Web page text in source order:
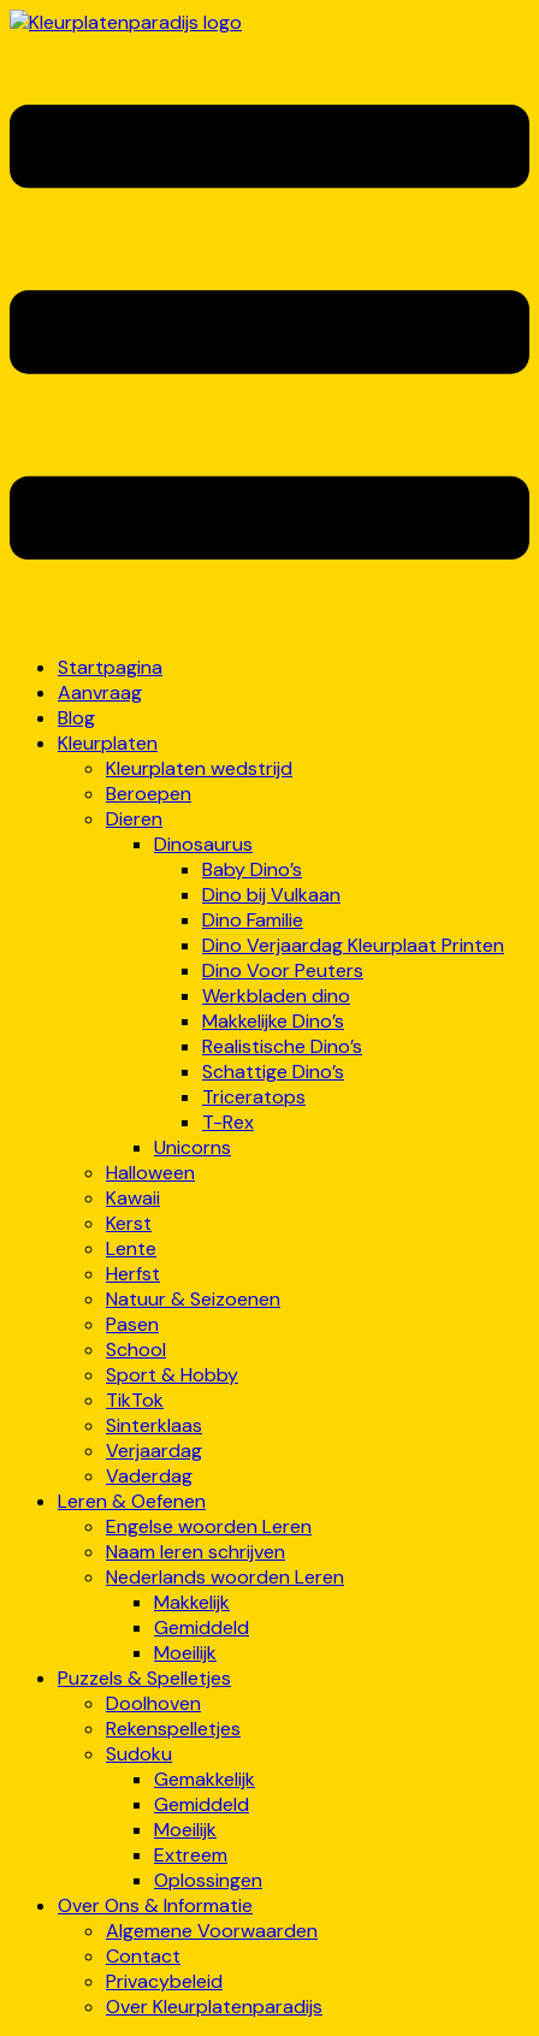
Startpagina
Aanvraag
Blog
Kleurplaten
Kleurplaten wedstrijd
Beroepen
Dieren
Dinosaurus
Baby Dino’s
Dino bij Vulkaan
Dino Familie
Dino Verjaardag Kleurplaat Printen
Dino Voor Peuters
Werkbladen dino
Makkelijke Dino’s
Realistische Dino’s
Schattige Dino’s
Triceratops
T-Rex
Unicorns
Halloween
Kawaii
Kerst
Lente
Herfst
Natuur & Seizoenen
Pasen
School
Sport & Hobby
TikTok
Sinterklaas
Verjaardag
Vaderdag
Leren & Oefenen
Engelse woorden Leren
Naam leren schrijven
Nederlands woorden Leren
Makkelijk
Gemiddeld
Moeilijk
Puzzels & Spelletjes
Doolhoven
Rekenspelletjes
Sudoku
Gemakkelijk
Gemiddeld
Moeilijk
Extreem
Oplossingen
Over Ons & Informatie
Algemene Voorwaarden
Contact
Privacybeleid
Over Kleurplatenparadijs